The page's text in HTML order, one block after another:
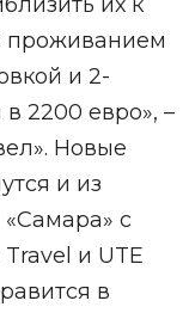
проживанием
и 2-
2200 евро», –
Новые
и из
с
и UTE
в